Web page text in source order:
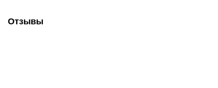
Отзывы